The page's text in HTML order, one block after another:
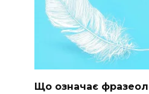
Що означає